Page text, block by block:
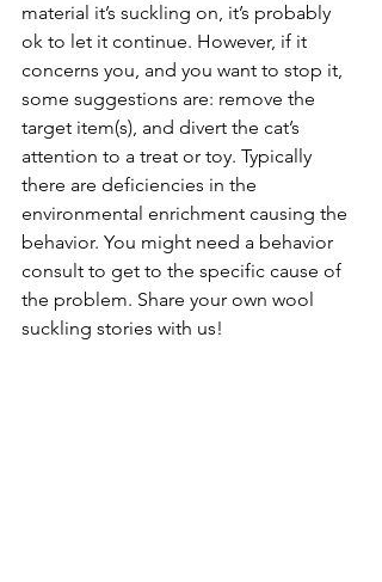
material it’s suckling on, it’s probably
ok to let it continue. However, if it
concerns you, and you want to stop it,
some suggestions are: remove the
target item(s), and divert the cat’s
attention to a treat or toy. Typically
there are deficiencies in the
environmental enrichment causing the
behavior. You might need a behavior
consult to get to the specific cause of
the problem. Share your own wool
suckling stories with us!